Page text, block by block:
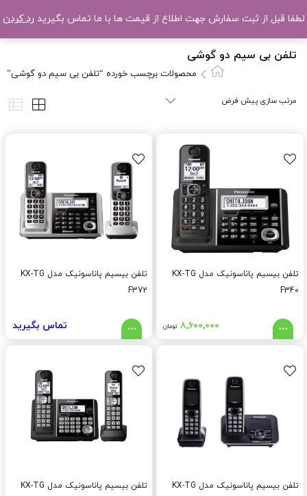
تلفن بی سیم دو گوشی
محصولات برچسب خورده “تلفن بی سیم دو گوشی”
تلفن بیسیم پاناسونیک مدل KX-TG
F340
۸,۶۰۰,۰۰۰ تومان
تلفن بیسیم پاناسونیک مدل KX-TG
F372
تماس بگیرید
تلفن بیسیم پاناسونیک مدل KX-TG
تلفن بیسیم پاناسونیک مدل KX-TG
لطفا قبل از ثبت سفارش جهت اطلاع از قیمت ها با ما تماس بگیریدرد کردن